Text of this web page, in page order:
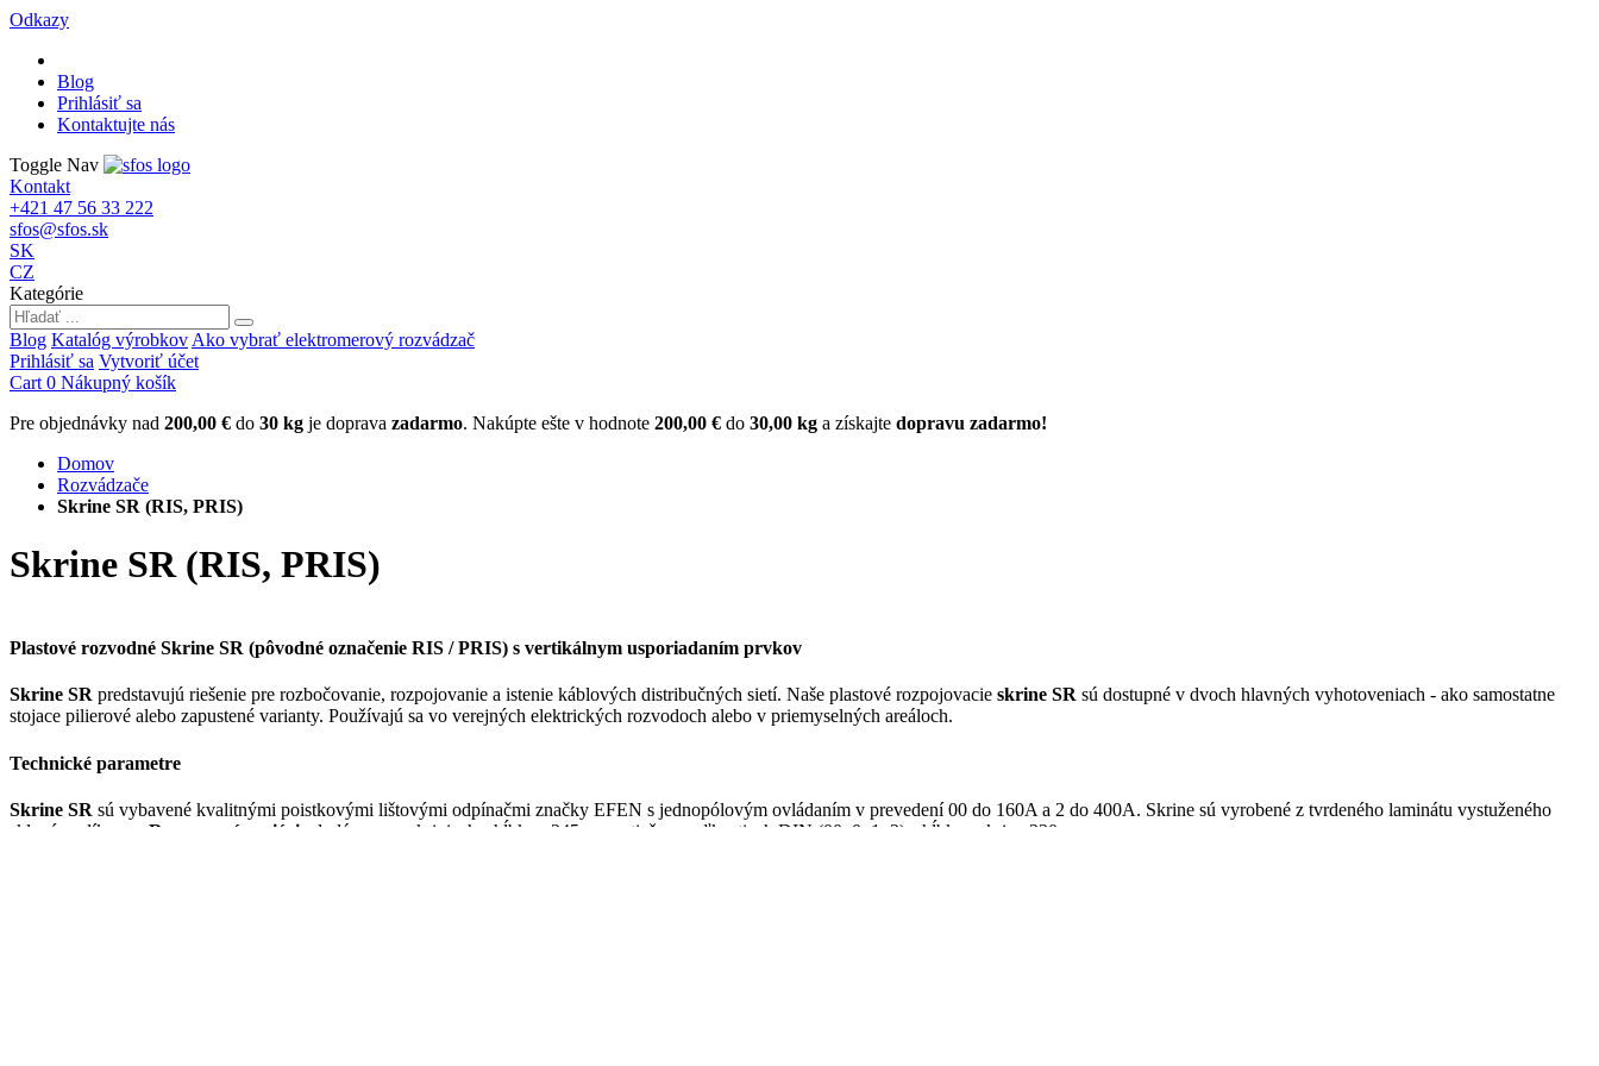
Odkazy
Blog
Prihlásiť sa
Kontaktujte nás
Toggle Nav
Kontakt
+421 47 56 33 222
sfos@sfos.sk
SK
CZ
Kategórie
Blog Katalóg výrobkov Ako vybrať elektromerový rozvádzač
Prihlásiť sa Vytvoriť účet
Cart 0 Nákupný košík
Pre objednávky nad 200,00 € do 30 kg je doprava zadarmo. Nakúpte ešte v hodnote 200,00 € do 30,00 kg a získajte dopravu zadarmo!
Domov
Rozvádzače
Skrine SR (RIS, PRIS)
Skrine SR (RIS, PRIS)
Plastové rozvodné Skrine SR (pôvodné označenie RIS / PRIS) s vertikálnym usporiadaním prvkov
Skrine SR predstavujú riešenie pre rozbočovanie, rozpojovanie a istenie káblových distribučných sietí. Naše plastové rozpojovacie skrine SR sú dostupné v dvoch hlavných vyhotoveniach - ako samostatne
stojace pilierové alebo zapustené varianty. Používajú sa vo verejných elektrických rozvodoch alebo v priemyselných areáloch.
Technické parametre
Skrine SR sú vybavené kvalitnými poistkovými lištovými odpínačmi značky EFEN s jednopólovým ovládaním v prevedení 00 do 160A a 2 do 400A. Skrine sú vyrobené z tvrdeného laminátu vystuženého
skleným vlíknom. Rozmerové variácie dodávame v skriniach s hĺbkou 245 mm a tiež vo veľkostiach DIN (00, 0, 1, 2) s hĺbkou skrine 320 mm.